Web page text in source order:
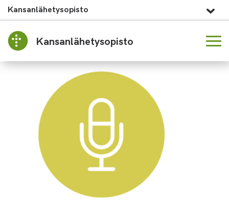
Kansanlähetysopisto
Kansanlähetysopisto